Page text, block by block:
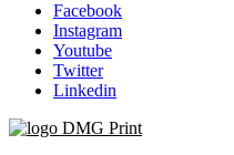
Facebook
Instagram
Youtube
Twitter
Linkedin